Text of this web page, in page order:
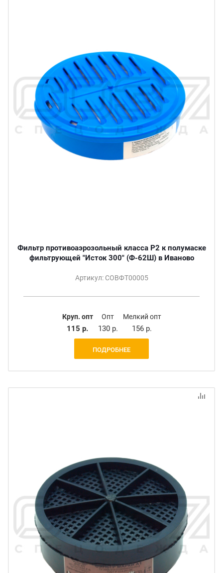
Фильтр противоаэрозольный класса Р2 к полумаске
фильтрующей "Исток 300" (Ф-62Ш) в Иваново
Артикул: СОВФТ00005
Круп. опт
115 р.
Опт
130 р.
Мелкий опт
156 р.
ПОДРОБНЕЕ